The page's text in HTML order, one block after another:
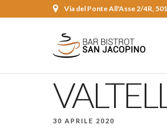
Via del Ponte All'Asse 2/4R,
30 APRILE 2020